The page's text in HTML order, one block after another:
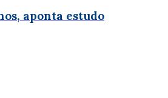
aponta estudo